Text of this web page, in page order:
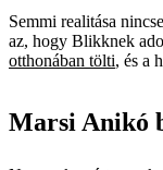
Semmi realitása
az, hogy Blikknek
otthonában tölti, és a
Marsi Anikó